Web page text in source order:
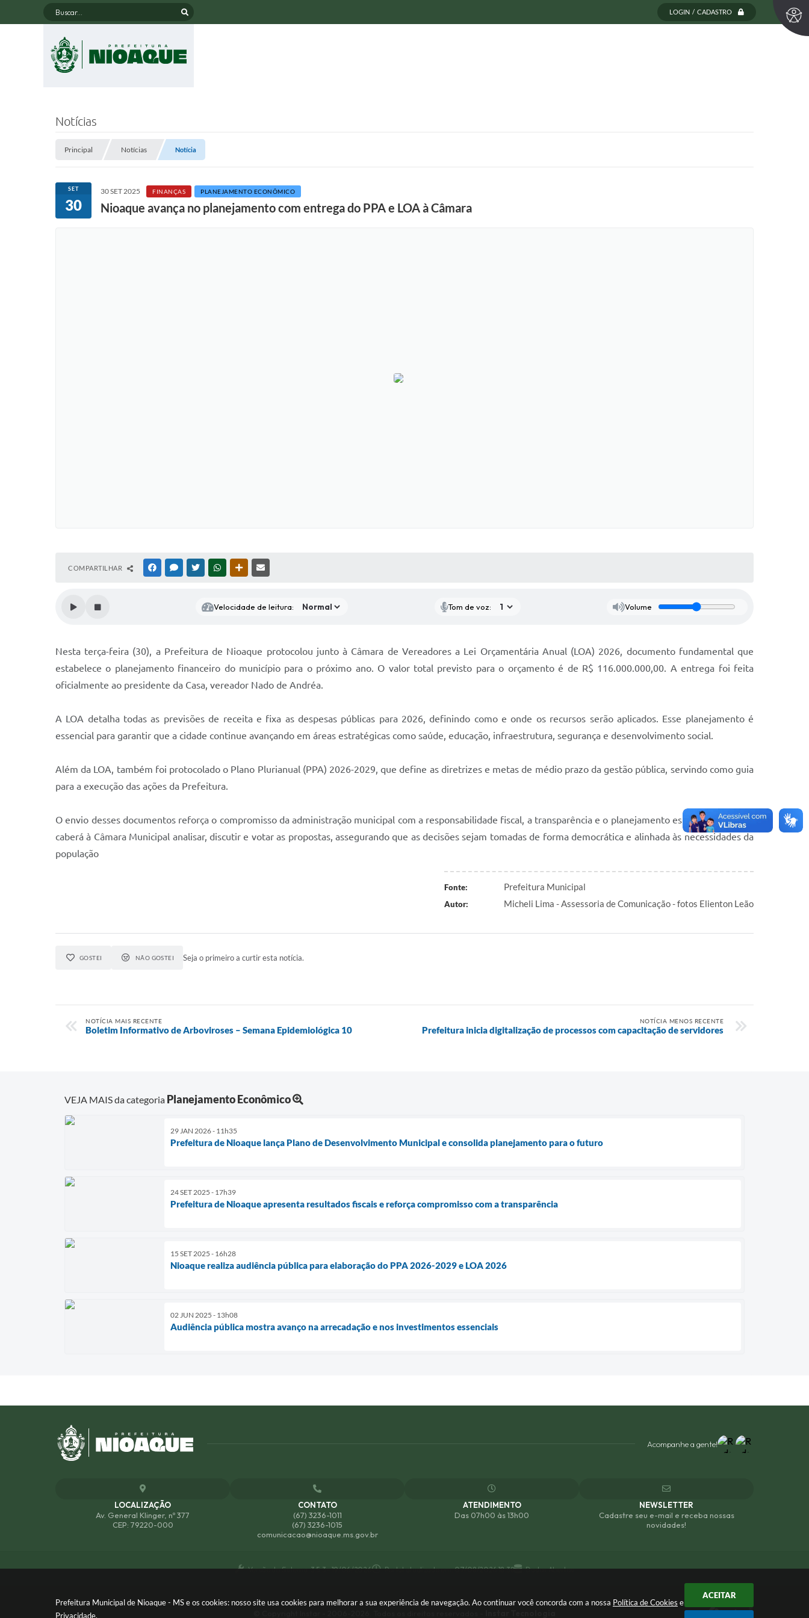
Prefeitura Municipal de Nioaque - MS e os cookies: nosso site usa cookies para melhorar a sua experiência de navegação. Ao continuar você concorda com a nossa Política de Cookies e
Privacidade.
ACEITAR
LOGIN / CADASTRO
Buscar...
Notícias
Principal Notícias Notícia
SET
30
30 SET 2025 FINANÇAS PLANEJAMENTO ECONÔMICO
Nioaque avança no planejamento com entrega do PPA e LOA à Câmara
COMPARTILHAR FACEBOOKMESSENGER
TWITTERWHATSAPPOUTRAS MÍDIAS
Velocidade de leitura: Tom de voz: Volume
Nesta terça-feira (30), a Prefeitura de Nioaque protocolou junto à Câmara de Vereadores a Lei Orçamentária Anual (LOA) 2026, documento fundamental que
estabelece o planejamento financeiro do município para o próximo ano. O valor total previsto para o orçamento é de R$ 116.000.000,00. A entrega foi feita
oficialmente ao presidente da Casa, vereador Nado de Andréa.
A LOA detalha todas as previsões de receita e fixa as despesas públicas para 2026, definindo como e onde os recursos serão aplicados. Esse planejamento é
essencial para garantir que a cidade continue avançando em áreas estratégicas como saúde, educação, infraestrutura, segurança e desenvolvimento social.
Além da LOA, também foi protocolado o Plano Plurianual (PPA) 2026-2029, que define as diretrizes e metas de médio prazo da gestão pública, servindo como guia
para a execução das ações da Prefeitura.
O envio desses documentos reforça o compromisso da administração municipal com a responsabilidade fiscal, a transparência e o planejamento estratégico. Agora,
caberá à Câmara Municipal analisar, discutir e votar as propostas, assegurando que as decisões sejam tomadas de forma democrática e alinhada às necessidades da
população
Fonte: Prefeitura Municipal
Autor: Micheli Lima - Assessoria de Comunicação - fotos Elienton Leão
GOSTEI NÃO GOSTEI Seja o primeiro a curtir esta notícia.
NOTÍCIA MAIS RECENTE
Boletim Informativo de Arboviroses – Semana Epidemiológica 10
NOTÍCIA MENOS RECENTE
Prefeitura inicia digitalização de processos com capacitação de servidores
VEJA MAIS da categoria Planejamento Econômico
29 JAN 2026 - 11h35
Prefeitura de Nioaque lança Plano de Desenvolvimento Municipal e consolida planejamento para o futuro
24 SET 2025 - 17h39
Prefeitura de Nioaque apresenta resultados fiscais e reforça compromisso com a transparência
15 SET 2025 - 16h28
Nioaque realiza audiência pública para elaboração do PPA 2026-2029 e LOA 2026
02 JUN 2025 - 13h08
Audiência pública mostra avanço na arrecadação e nos investimentos essenciais
Acompanhe a gente!
LOCALIZAÇÃO
Av. General Klinger, nº 377
CEP: 79220-000
CONTATO
(67) 3236-1011
(67) 3236-1015
comunicacao@nioaque.ms.gov.br
ATENDIMENTO
Das 07h00 às 13h00
NEWSLETTER
Cadastre seu e-mail e receba nossas
novidades!
Versão do Sistema:3.5.3 - 19/06/2026 Portal atualizado em:07/08/2026 18:38 Dados Abertos